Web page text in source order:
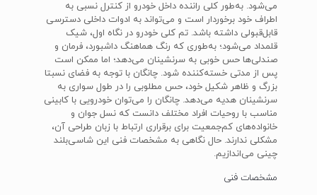
می‌شود. به‌طور کلی راننده داخل خودرو از کنترل نسبی به
اطراف خود برخوردار است و می‌تواند به ادوات داخلی دسترسی
قابل‌قبولی داشته باشد. تم کلی خودرو در نگاه اول، شیک
قلمداد می‌شود؛ به‌طوری که رنگ هماهنگ داشبورد، فرمان و
صندلی‌ها حس خوبی به سرنشینان می‌دهد؛ اما ممکن است
پس از مدتی خسته‌کننده شود. چانگان با توجه به فضای نسبتا
بزرگ و ظاهر شکیل خود، حس مطلوبی را در طول سواری به
سرنشینان هدیه می‌دهد. چانگان را می‌توان خودرویی با کابینی
مناسب با روحیات افراد مختلف دانست که نسل جوان و
خانواده‌های کم‌جمعیت برای برقراری ارتباط با زبان طراحی آن،
مشکلی ندارند. حال نگاهی به مشخصات فنی این شاسی‌بلند
چینی می‌اندازیم.
مشخصات فنی